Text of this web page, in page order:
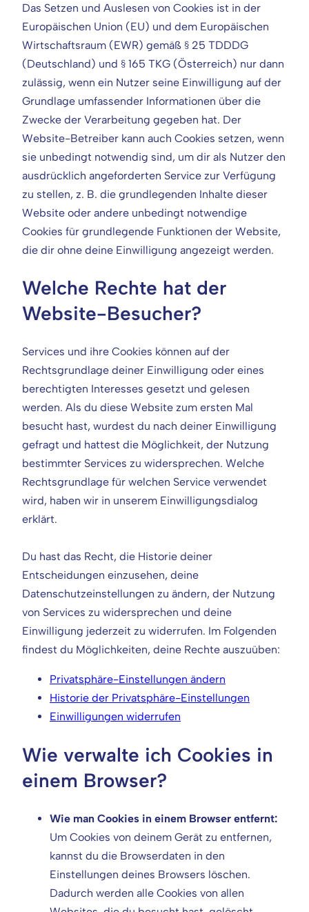
Das Setzen und Auslesen von Cookies ist in der
Europäischen Union (EU) und dem Europäischen
Wirtschaftsraum (EWR) gemäß § 25 TDDDG
(Deutschland) und § 165 TKG (Österreich) nur dann
zulässig, wenn ein Nutzer seine Einwilligung auf der
Grundlage umfassender Informationen über die
Zwecke der Verarbeitung gegeben hat. Der
Website-Betreiber kann auch Cookies setzen, wenn
sie unbedingt notwendig sind, um dir als Nutzer den
ausdrücklich angeforderten Service zur Verfügung
zu stellen, z. B. die grundlegenden Inhalte dieser
Website oder andere unbedingt notwendige
Cookies für grundlegende Funktionen der Website,
die dir ohne deine Einwilligung angezeigt werden.
Welche Rechte hat der
Website-Besucher?
Services und ihre Cookies können auf der
Rechtsgrundlage deiner Einwilligung oder eines
berechtigten Interesses gesetzt und gelesen
werden. Als du diese Website zum ersten Mal
besucht hast, wurdest du nach deiner Einwilligung
gefragt und hattest die Möglichkeit, der Nutzung
bestimmter Services zu widersprechen. Welche
Rechtsgrundlage für welchen Service verwendet
wird, haben wir in unserem Einwilligungsdialog
erklärt.
Du hast das Recht, die Historie deiner
Entscheidungen einzusehen, deine
Datenschutzeinstellungen zu ändern, der Nutzung
von Services zu widersprechen und deine
Einwilligung jederzeit zu widerrufen. Im Folgenden
findest du Möglichkeiten, deine Rechte auszuüben:
Privatsphäre-Einstellungen ändern
Historie der Privatsphäre-Einstellungen
Einwilligungen widerrufen
Wie verwalte ich Cookies in
einem Browser?
Wie man Cookies in einem Browser entfernt:
Um Cookies von deinem Gerät zu entfernen,
kannst du die Browserdaten in den
Einstellungen deines Browsers löschen.
Dadurch werden alle Cookies von allen